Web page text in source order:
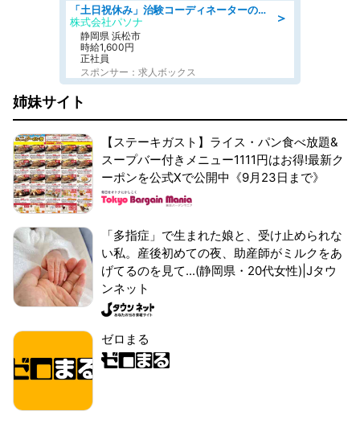
＞
「土日祝休み」治験コーディネーターのお仕事/未経験OK
株式会社パソナ
静岡県 浜松市
時給1,600円
正社員
スポンサー：求人ボックス
姉妹サイト
【ステーキガスト】ライス・パン食べ放題&
スープバー付きメニュー1111円はお得!最新ク
ーポンを公式Xで公開中《9月23日まで》
「多指症」で生まれた娘と、受け止められな
い私。産後初めての夜、助産師がミルクをあ
げてるのを見て...(静岡県・20代女性)|Jタウ
ンネット
ゼロまる